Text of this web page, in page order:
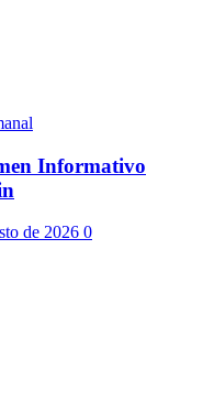
Informativo
de 2026 0